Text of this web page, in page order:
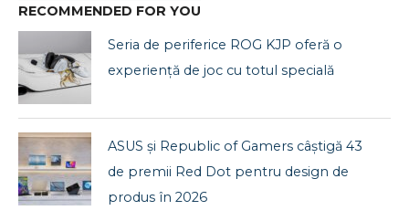
RECOMMENDED FOR YOU
Seria de periferice ROG KJP oferă o
experiență de joc cu totul specială
ASUS și Republic of Gamers câștigă 43
de premii Red Dot pentru design de
produs în 2026